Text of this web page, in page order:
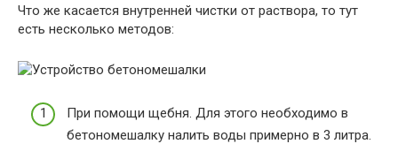
Что же касается внутренней чистки от раствора, то тут
есть несколько методов:
При помощи щебня. Для этого необходимо в
бетономешалку налить воды примерно в 3 литра.